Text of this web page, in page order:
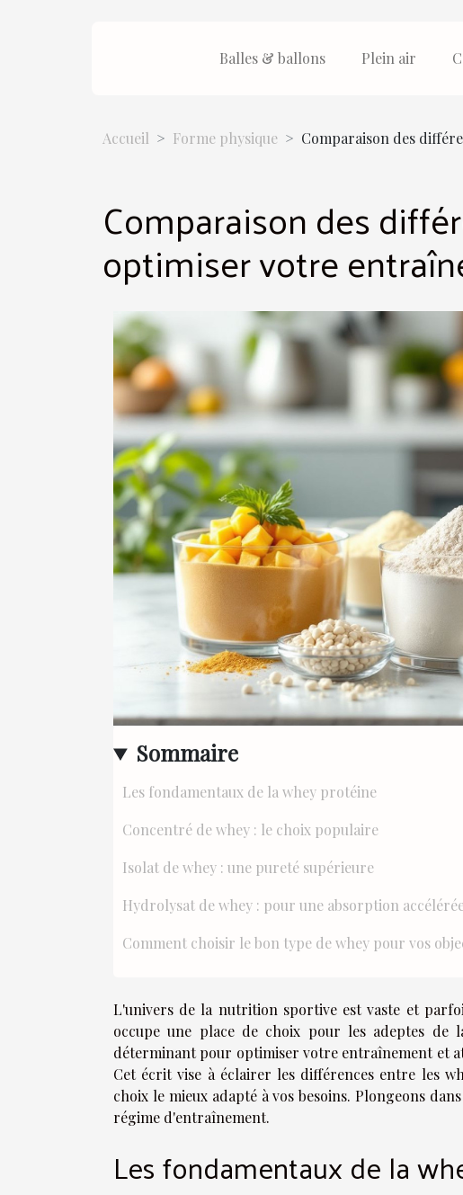
Balles & ballons Plein air
Accueil Forme physique Comparaison des
Comparaison des
optimiser votre
Sommaire
Les fondamentaux de la whey protéine
Concentré de whey : le choix populaire
Isolat de whey : une pureté supérieure
Hydrolysat de whey : pour une absorption
Comment choisir le bon type de whey pour vos
L'univers de la nutrition sportive est vaste et
occupe une place de choix pour les adeptes
déterminant pour optimiser votre entraînement et
Cet écrit vise à éclairer les différences entre les
choix le mieux adapté à vos besoins. Plongeons
régime d'entraînement.
Les fondamentaux de la